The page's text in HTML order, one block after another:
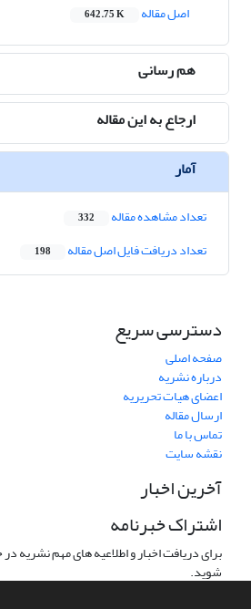
اصل مقاله
642.75 K
هم رسانی
ارجاع به این مقاله
آمار
تعداد مشاهده مقاله 332
تعداد دریافت فایل اصل مقاله 198
دسترسی سریع
صفحه اصلی
درباره نشریه
اعضای هیات تحریریه
ارسال مقاله
تماس با ما
نقشه سایت
آخرین اخبار
اشتراک خبرنامه
برای دریافت اخبار و اطلاعیه های مهم نشریه
شوید.